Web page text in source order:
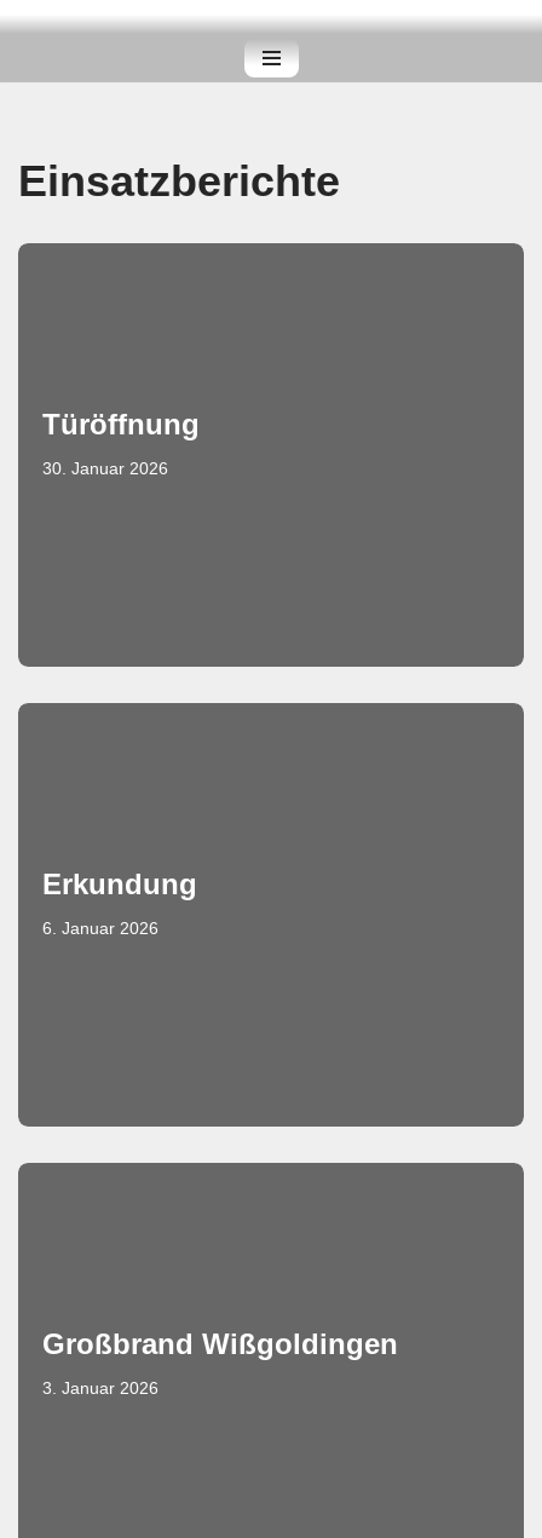
Einsatzberichte
Türöffnung
30. Januar 2026
Erkundung
6. Januar 2026
Großbrand Wißgoldingen
3. Januar 2026